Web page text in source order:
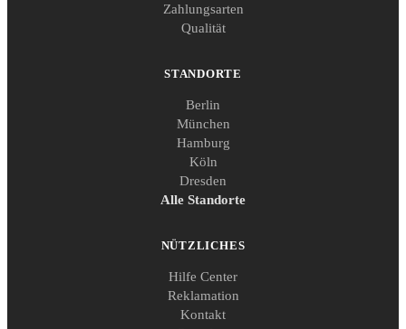
Zahlungsarten
Qualität
STANDORTE
Berlin
München
Hamburg
Köln
Dresden
Alle Standorte
NÜTZLICHES
Hilfe Center
Reklamation
Kontakt